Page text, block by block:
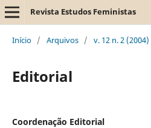
Revista Estudos Feministas
Início / Arquivos / v. 12 n. 2 (2004)
Editorial
Coordenação Editorial